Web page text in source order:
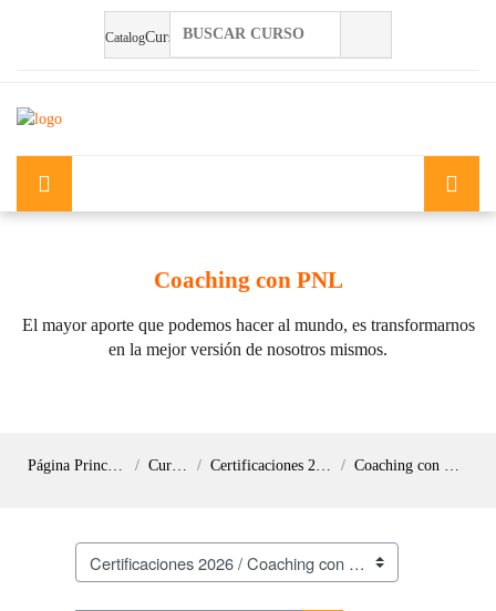
Salta al contenido principal
Catalog
Coaching con PNL
El mayor aporte que podemos hacer al mundo, es transformarnos
en la mejor versión de nosotros mismos.
Página Principal Cursos Certificaciones 2026 Coaching con PNL
Categorías